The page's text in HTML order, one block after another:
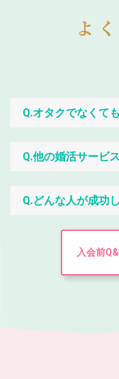
よ
Q.オタクでなくて
Q.他の婚活サービ
Q.どんな人が成功
入会前